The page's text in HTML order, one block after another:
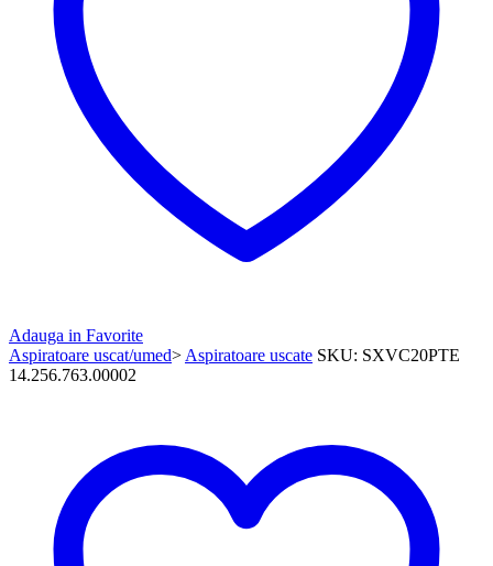
Adauga in Favorite
Aspiratoare uscat/umed> Aspiratoare uscate SKU: SXVC20PTE
14.256.763.00002